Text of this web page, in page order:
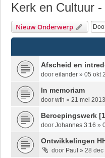
Kerk en Cultuur -
Nieuw Onderwerp
Afscheid en
door eilander » 05 okt
In memoriam
door wth » 21 mei
Beroepingswerk
door Johannes 3:16 »
Ontwikkelingen
door Paul » 28 dec